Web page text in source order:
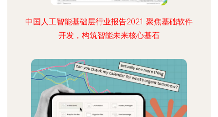
中国人工智能基础层行业报告2021 聚焦基础软件
开发，构筑智能未来核心基石